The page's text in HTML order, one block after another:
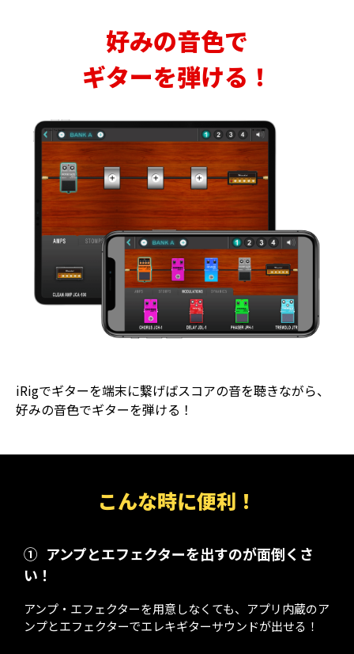
好みの音色で
ギターを弾ける！
iRigでギターを端末に繋げばスコアの音を聴きながら、
好みの音色でギターを弾ける！
こんな時に便利！
① アンプとエフェクターを出すのが面倒くさ
い！
アンプ・エフェクターを用意しなくても、アプリ内蔵のア
ンプとエフェクターでエレキギターサウンドが出せる！